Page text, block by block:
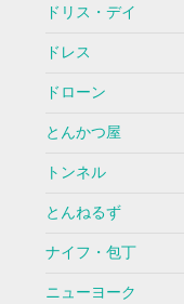
ドリス・デイ
ドレス
ドローン
とんかつ屋
トンネル
とんねるず
ナイフ・包丁
ニューヨーク